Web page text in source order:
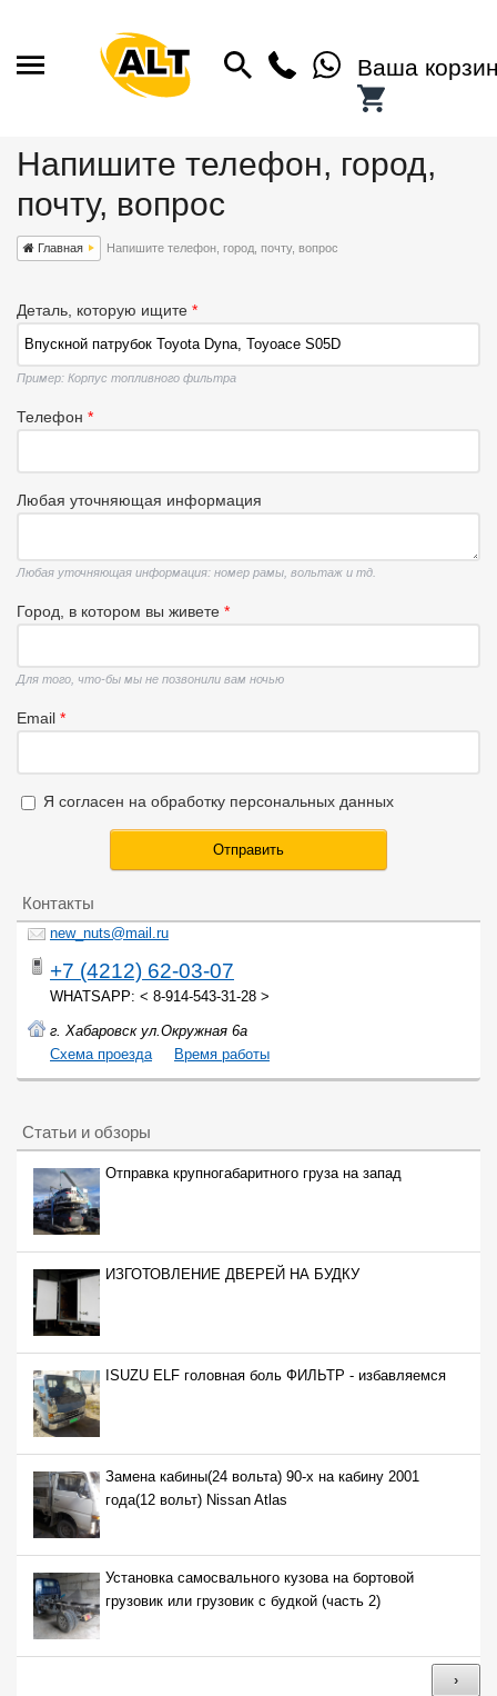
Ваша
Напишите телефон, город,
почту, вопрос
Главная Напишите телефон, город, почту, вопрос
Деталь, которую ищите *
Пример: Корпус топливного фильтра
Телефон *
Любая уточняющая информация
Любая уточняющая информация: номер рамы, вольтаж и тд.
Город, в котором вы живете *
Для того, что-бы мы не позвонили вам ночью
Email *
Я согласен на обработку персональных данных*
Я согласен на обработку персональных данных
Контакты
new_nuts@mail.ru
+7 (4212) 62-03-07
WHATSAPP: < 8-914-543-31-28 >
г. Хабаровск ул.Окружная 6а
Cхема проезда
Время работы
Статьи и обзоры
Отправка крупногабаритного груза на запад
ИЗГОТОВЛЕНИЕ ДВЕРЕЙ НА БУДКУ
ISUZU ELF головная боль ФИЛЬТР - избавляемся
Замена кабины(24 вольта) 90-х на кабину 2001
года(12 вольт) Nissan Atlas
Установка самосвального кузова на бортовой
грузовик или грузовик с будкой (часть 2)
›